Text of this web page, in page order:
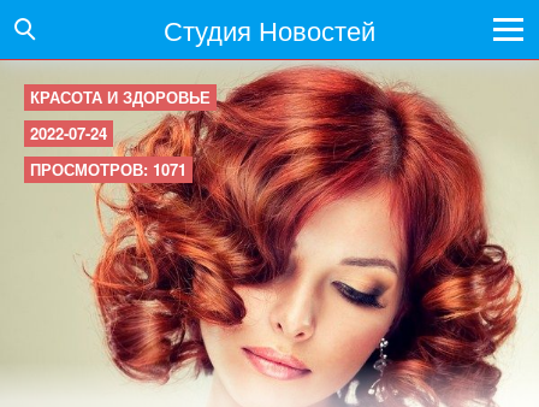
Студия Новостей
КРАСОТА И ЗДОРОВЬЕ
2022-07-24
ПРОСМОТРОВ: 1071